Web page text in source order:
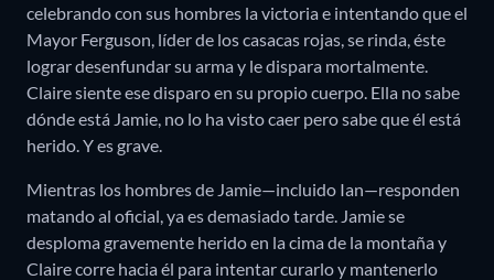
celebrando con sus hombres la victoria e intentando que el
Mayor Ferguson, líder de los casacas rojas, se rinda, éste
lograr desenfundar su arma y le dispara mortalmente.
Claire siente ese disparo en su propio cuerpo. Ella no sabe
dónde está Jamie, no lo ha visto caer pero sabe que él está
herido. Y es grave.
Mientras los hombres de Jamie—incluido Ian—responden
matando al oficial, ya es demasiado tarde. Jamie se
desploma gravemente herido en la cima de la montaña y
Claire corre hacia él para intentar curarlo y mantenerlo